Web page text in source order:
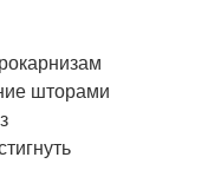
шторами